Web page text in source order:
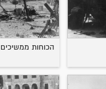
הכוחות ממשיכים